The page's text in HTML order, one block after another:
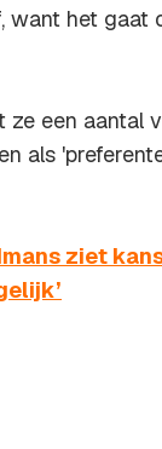
want het gaat
een aantal
als
ziet